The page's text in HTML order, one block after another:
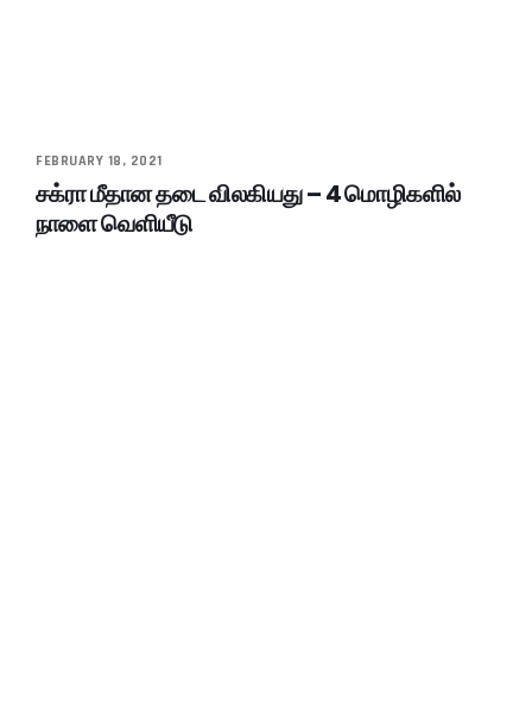
FEBRUARY 18, 2021
சக்ரா மீதான தடை விலகியது – 4 மொழிகளில்
நாளை வெளியீடு